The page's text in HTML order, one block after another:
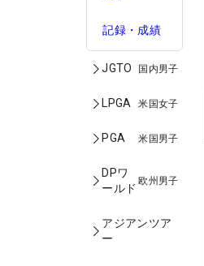
記録・成績
JGTO 国内男子
LPGA 米国女子
PGA 米国男子
DPワ
ールド
欧州男子
アジアンツア
ー